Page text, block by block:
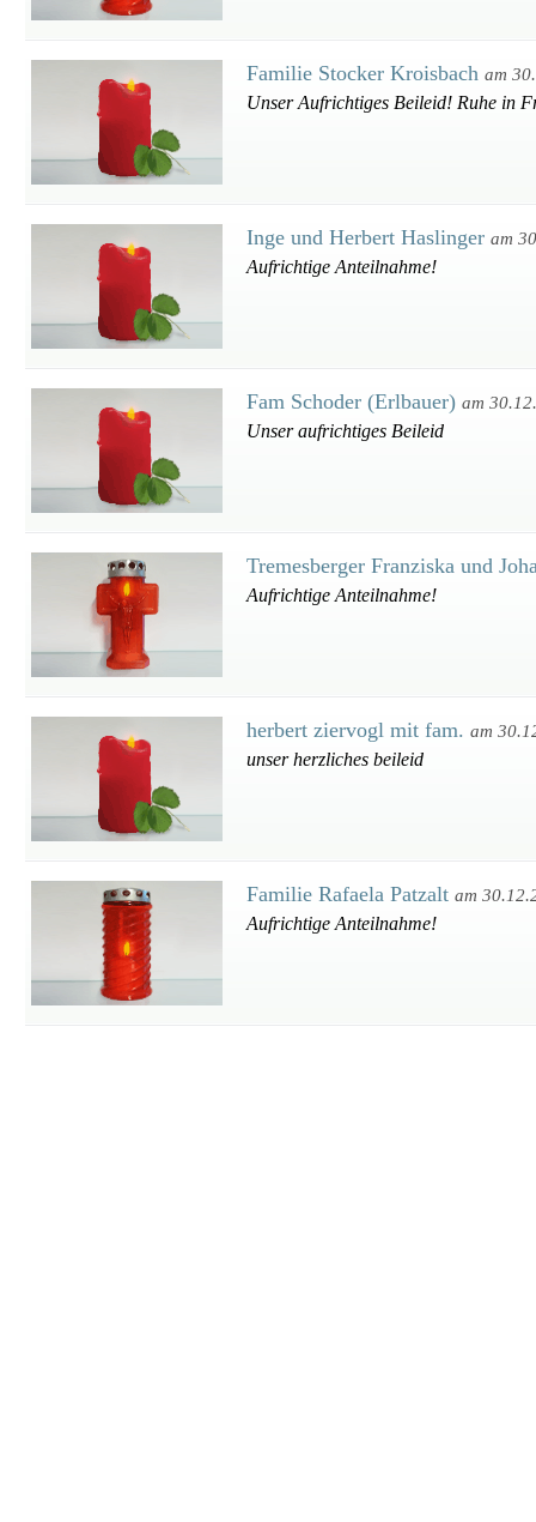
Familie Stocker Kroisbach am
Unser Aufrichtiges Beileid! Ruhe in
Inge und Herbert Haslinger am
Aufrichtige Anteilnahme!
Fam Schoder (Erlbauer) am
Unser aufrichtiges Beileid
Tremesberger Franziska und
Aufrichtige Anteilnahme!
herbert ziervogl mit fam. am
unser herzliches beileid
Familie Rafaela Patzalt am
Aufrichtige Anteilnahme!